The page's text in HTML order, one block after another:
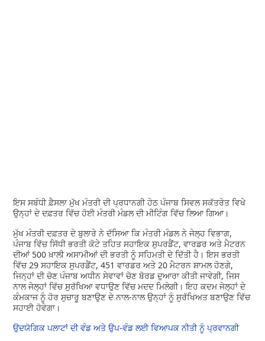
ਇਸ ਸਬੰਧੀ ਫ਼ੈਸਲਾ ਮੁੱਖ ਮੰਤਰੀ ਦੀ ਪ੍ਰਧਾਨਗੀ ਹੇਠ ਪੰਜਾਬ ਸਿਵਲ ਸਕੱਤਰੇਤ ਵਿਖੇ
ਉਨ੍ਹਾਂ ਦੇ ਦਫ਼ਤਰ ਵਿੱਚ ਹੋਈ ਮੰਤਰੀ ਮੰਡਲ ਦੀ ਮੀਟਿੰਗ ਵਿੱਚ ਲਿਆ ਗਿਆ।
ਮੁੱਖ ਮੰਤਰੀ ਦਫ਼ਤਰ ਦੇ ਬੁਲਾਰੇ ਨੇ ਦੱਸਿਆ ਕਿ ਮੰਤਰੀ ਮੰਡਲ ਨੇ ਜੇਲ੍ਹ ਵਿਭਾਗ,
ਪੰਜਾਬ ਵਿੱਚ ਸਿੱਧੀ ਭਰਤੀ ਕੋਟੇ ਤਹਿਤ ਸਹਾਇਕ ਸੁਪਰਡੈਂਟ, ਵਾਰਡਰ ਅਤੇ ਮੈਟਰਨ
ਦੀਆਂ 500 ਖ਼ਾਲੀ ਅਸਾਮੀਆਂ ਦੀ ਭਰਤੀ ਨੂੰ ਸਹਿਮਤੀ ਦੇ ਦਿੱਤੀ ਹੈ। ਇਸ ਭਰਤੀ
ਵਿੱਚ 29 ਸਹਾਇਕ ਸੁਪਰਡੈਂਟ, 451 ਵਾਰਡਰ ਅਤੇ 20 ਮੈਟਰਨ ਸ਼ਾਮਲ ਹੋਣਗੇ,
ਜਿਨ੍ਹਾਂ ਦੀ ਚੋਣ ਪੰਜਾਬ ਅਧੀਨ ਸੇਵਾਵਾਂ ਚੋਣ ਬੋਰਡ ਦੁਆਰਾ ਕੀਤੀ ਜਾਵੇਗੀ, ਜਿਸ
ਨਾਲ ਜੇਲ੍ਹਾਂ ਵਿੱਚ ਸੁਰੱਖਿਆ ਵਧਾਉਣ ਵਿੱਚ ਮਦਦ ਮਿਲੇਗੀ। ਇਹ ਕਦਮ ਜੇਲ੍ਹਾਂ ਦੇ
ਕੰਮਕਾਜ ਨੂੰ ਹੋਰ ਸੁਚਾਰੂ ਬਣਾਉਣ ਦੇ ਨਾਲ-ਨਾਲ ਉਨ੍ਹਾਂ ਨੂੰ ਸੁਰੱਖਿਅਤ ਬਣਾਉਣ ਵਿੱਚ
ਸਹਾਈ ਹੋਵੇਗਾ।
ਉਦਯੋਗਿਕ ਪਲਾਟਾਂ ਦੀ ਵੰਡ ਅਤੇ ਉਪ-ਵੰਡ ਲਈ ਵਿਆਪਕ ਨੀਤੀ ਨੂੰ ਪ੍ਰਵਾਨਗੀ